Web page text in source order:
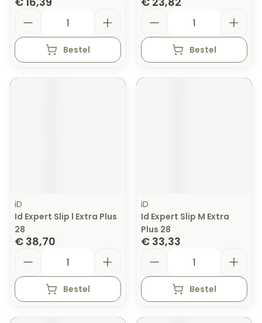
Bestel Bestel
iD
Id Expert Slip l Extra Plus
28
€ 38,70
Bestel
iD
Id Expert Slip M Extra
Plus 28
€ 33,33
Bestel